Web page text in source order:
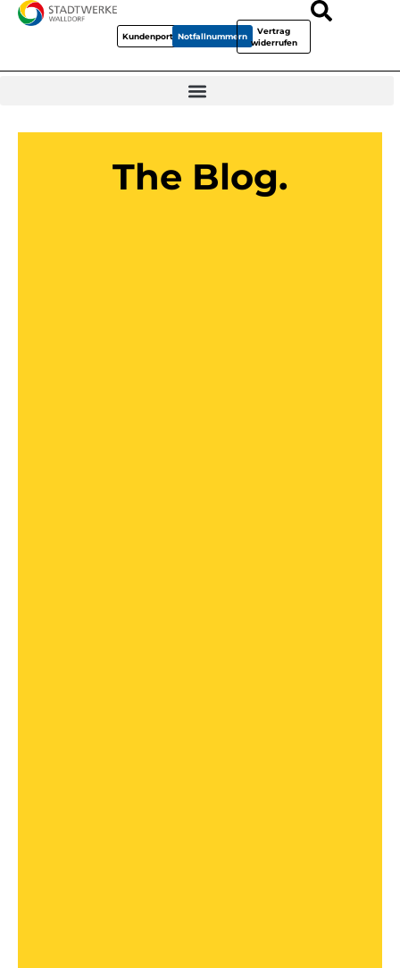
KundenportalNotfallnummern
Vertrag
widerrufen
The Blog.